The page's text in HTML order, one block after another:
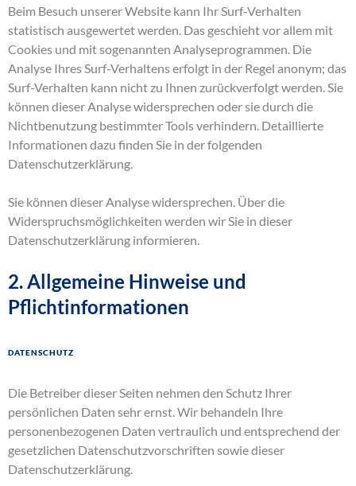
Beim Besuch unserer Website kann Ihr Surf-Verhalten
statistisch ausgewertet werden. Das geschieht vor allem mit
Cookies und mit sogenannten Analyseprogrammen. Die
Analyse Ihres Surf-Verhaltens erfolgt in der Regel anonym; das
Surf-Verhalten kann nicht zu Ihnen zurückverfolgt werden. Sie
können dieser Analyse widersprechen oder sie durch die
Nichtbenutzung bestimmter Tools verhindern. Detaillierte
Informationen dazu finden Sie in der folgenden
Datenschutzerklärung.
Sie können dieser Analyse widersprechen. Über die
Widerspruchsmöglichkeiten werden wir Sie in dieser
Datenschutzerklärung informieren.
2. Allgemeine Hinweise und
Pflichtinformationen
Datenschutz
Die Betreiber dieser Seiten nehmen den Schutz Ihrer
persönlichen Daten sehr ernst. Wir behandeln Ihre
personenbezogenen Daten vertraulich und entsprechend der
gesetzlichen Datenschutzvorschriften sowie dieser
Datenschutzerklärung.